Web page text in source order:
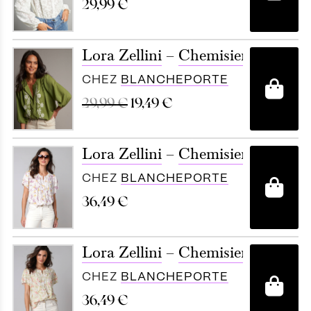
29,99 €
Lora Zellini– Chemisier brodé,
CHEZ BLANCHEPORTE
29,99€19,49 €
Lora Zellini– Chemisier
CHEZ BLANCHEPORTE
36,49 €
Lora Zellini– Chemisier
CHEZ BLANCHEPORTE
36,49 €